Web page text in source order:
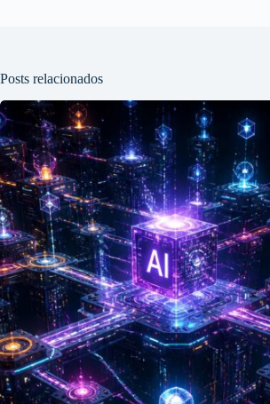
Posts relacionados